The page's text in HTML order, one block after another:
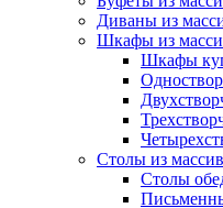
Диваны из
Шкафы из
Шкафы
Столы из
Столы